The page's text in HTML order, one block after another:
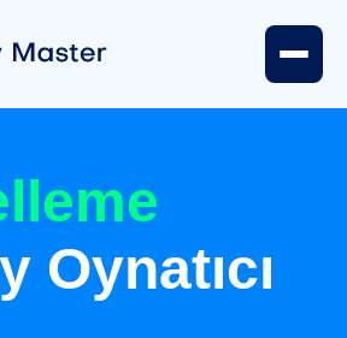
Oynatıcı